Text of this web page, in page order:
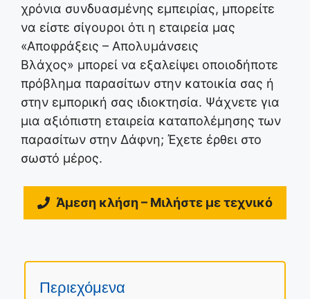
χρόνια συνδυασμένης εμπειρίας, μπορείτε
να είστε σίγουροι ότι η εταιρεία μας
«Αποφράξεις – Απολυμάνσεις
Βλάχος» μπορεί να εξαλείψει οποιοδήποτε
πρόβλημα παρασίτων στην κατοικία σας ή
στην εμπορική σας ιδιοκτησία. Ψάχνετε για
μια αξιόπιστη εταιρεία καταπολέμησης των
παρασίτων στην Δάφνη; Έχετε έρθει στο
σωστό μέρος.
Άμεση κλήση – Μιλήστε με τεχνικό
Περιεχόμενα